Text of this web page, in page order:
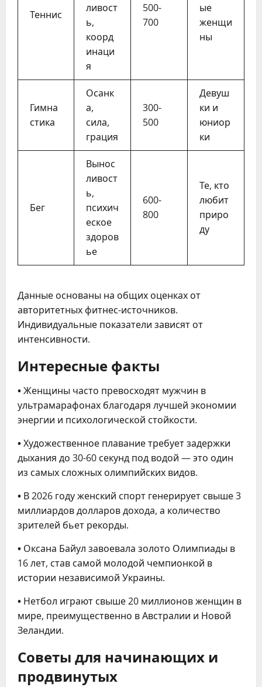
Теннис
ливост
ь,
коорд
инаци
я
500-
700
ые
женщи
ны
Гимна
стика
Осанк
а,
сила,
грация
300-
500
Девуш
ки и
юниор
ки
Бег
Вынос
ливост
ь,
психич
еское
здоров
ье
600-
800
Те, кто
любит
приро
ду
Данные основаны на общих оценках от
авторитетных фитнес-источников.
Индивидуальные показатели зависят от
интенсивности.
Интересные факты
•Женщины часто превосходят мужчин в
ультрамарафонах благодаря лучшей экономии
энергии и психологической стойкости.
•Художественное плавание требует задержки
дыхания до 30-60 секунд под водой — это один
из самых сложных олимпийских видов.
• В 2026 году женский спорт генерирует свыше 3
миллиардов долларов дохода, а количество
зрителей бьет рекорды.
• Оксана Байул завоевала золото Олимпиады в
16 лет, став самой молодой чемпионкой в
истории независимой Украины.
• Нетбол играют свыше 20 миллионов женщин в
мире, преимущественно в Австралии и Новой
Зеландии.
Советы для начинающих и
продвинутых